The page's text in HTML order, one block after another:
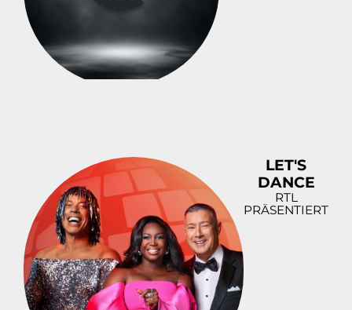
LET'S
DANCE
RTL
PRÄSENTIERT